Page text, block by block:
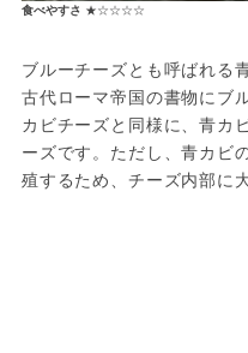
食べやすさ ★☆☆☆☆
ブルーチーズとも呼ばれる
古代ローマ帝国の書物にブ
カビチーズと同様に、青カ
ーズです。ただし、青カビ
殖するため、チーズ内部に